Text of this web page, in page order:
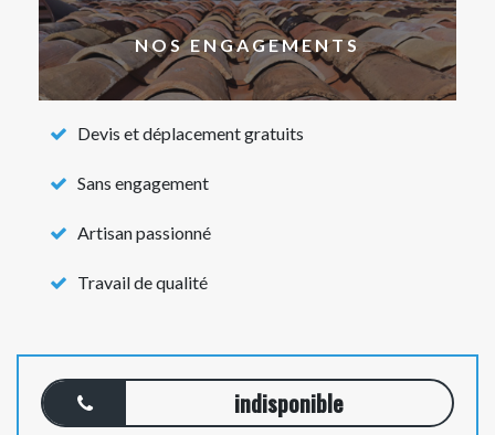
NOS ENGAGEMENTS
Devis et déplacement gratuits
Sans engagement
Artisan passionné
Travail de qualité
indisponible